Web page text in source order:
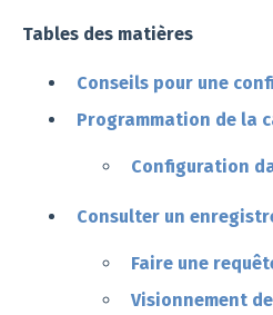
Tables des matières
Conseils pour une
Programmation de la
Configuration
Consulter un
Faire une
Visionnement